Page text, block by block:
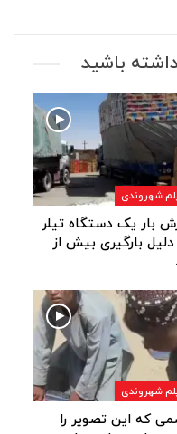
باشید
شهروندی
بار یک دستگاه تیلر
بارگیری بیش از
شهروندی
که این تصویر را